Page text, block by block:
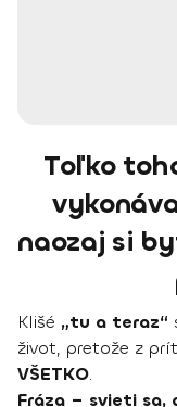
Toľko
naozaj si
Klišé „tu a teraz“
život, pretože z
VŠETKO.
Fráza – svieti sa,